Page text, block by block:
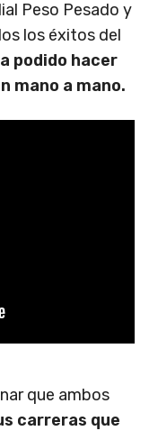
Peso Pesado y
los éxitos del
podido hacer
mano a mano.
que ambos
carreras que